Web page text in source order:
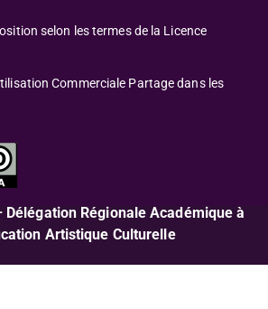
selon les termes de la Licence
Commerciale Partage dans les
Délégation Régionale Académique à
Artistique Culturelle